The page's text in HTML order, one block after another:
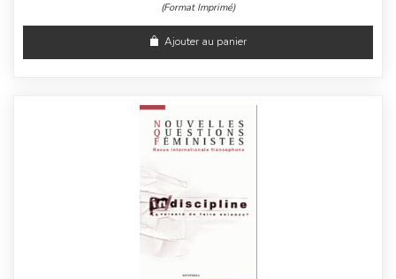
(Format Imprimé)
Ajouter au panier